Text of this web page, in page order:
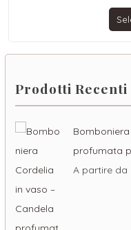
Prodotti Recenti
profumata
A partire da